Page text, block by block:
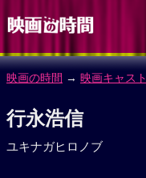
映画の時間 → 映画キャスト
行永浩信
ユキナガヒロノブ